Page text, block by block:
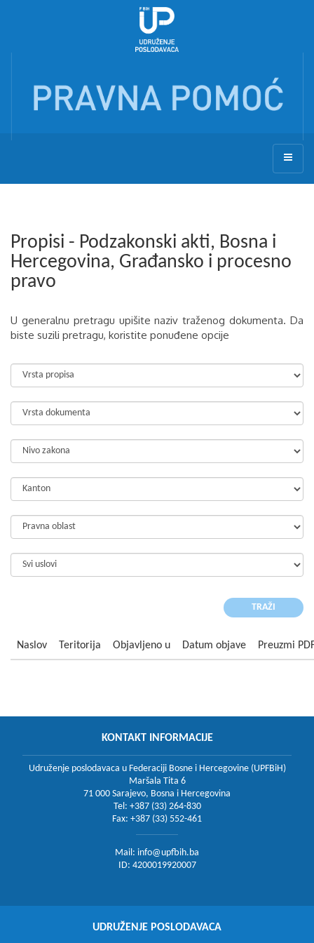
Propisi - Podzakonski akti, Bosna i
Hercegovina, Građansko i procesno
pravo
U generalnu pretragu upišite naziv traženog dokumenta. Da
biste suzili pretragu, koristite ponuđene opcije
Naslov Teritorija Objavljeno u Datum objave Preuzmi
KONTAKT INFORMACIJE
Udruženje poslodavaca u Federaciji Bosne i Hercegovine (UPFBiH)
Maršala Tita 6
71 000 Sarajevo, Bosna i Hercegovina
Tel: +387 (33) 264-830
Fax: +387 (33) 552-461
Mail: info@upfbih.ba
ID: 4200019920007
UDRUŽENJE POSLODAVACA